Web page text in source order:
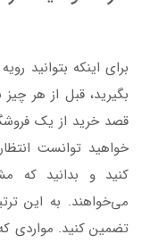
برای اینکه بتوانید
بگیرید، قبل از هر
قصد خرید از یک
خواهید توانست
کنید و بدانید که
می‌خواهند. به این
تضمین کنید. مواردی